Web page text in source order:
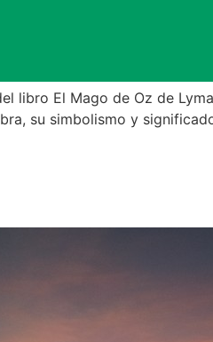
libro El Mago de Oz de
su simbolismo y